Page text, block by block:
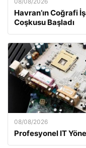
Havran’ın Coğrafi
Coşkusu Başladı
08/08/2026
Profesyonel IT